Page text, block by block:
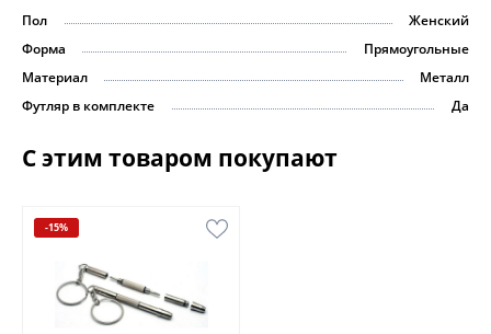
Пол
Женский
Форма
Прямоугольные
Материал
Металл
Футляр в комплекте
Да
С этим товаром покупают
-15%